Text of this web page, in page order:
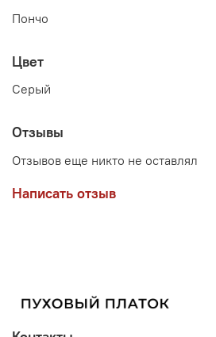
Пончо
Цвет
Серый
Отзывы
Отзывов еще никто не оставлял
Написать отзыв